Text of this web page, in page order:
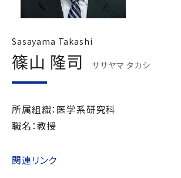
Sasayama Takashi
篠山 隆司 ササヤマ タカシ
所属組織：医学系研究科
職名：教授
関連リンク